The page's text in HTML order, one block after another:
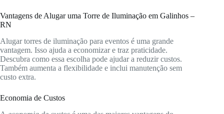
Vantagens de Alugar uma Torre de Iluminação em Galinhos –
RN
Alugar torres de iluminação para eventos é uma grande
vantagem. Isso ajuda a economizar e traz praticidade.
Descubra como essa escolha pode ajudar a reduzir custos.
Também aumenta a flexibilidade e inclui manutenção sem
custo extra.
Economia de Custos